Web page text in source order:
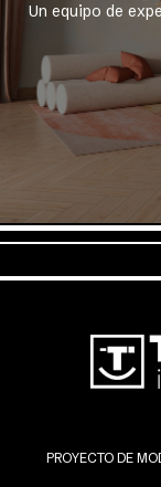
Un equipo de
PROYECTO DE